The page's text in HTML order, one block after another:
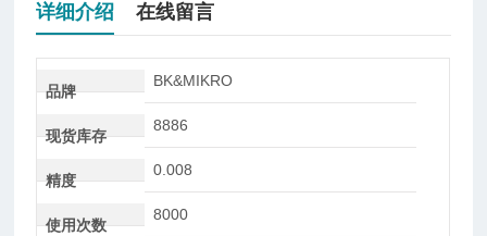
详细介绍 在线留言
品牌
BK&MIKRO
现货库存
8886
精度
0.008
使用次数
8000